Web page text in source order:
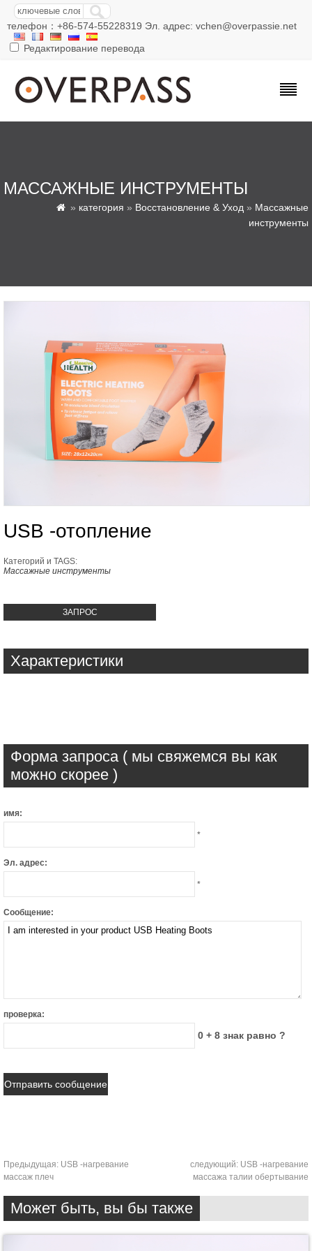
телефон：+86-574-55228319 Эл. адрес: vchen@overpassie.net
Редактирование перевода
МАССАЖНЫЕ ИНСТРУМЕНТЫ
 » категория » Восстановление & Уход » Массажные
инструменты
USB -отопление
Категорий и TAGS:
Массажные инструменты
ЗАПРОС
Характеристики
Форма запроса ( мы свяжемся вы как
можно скорее )
имя:
*
Эл. адрес:
*
Сообщение:
проверка:
0 + 8 знак равно ?
Предыдущая: USB -нагревание
массаж плеч
следующий: USB -нагревание
массажа талии обертывание
Может быть, вы бы также